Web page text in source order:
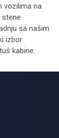
vozilima na
stene
sa našim
izbor
kabine.